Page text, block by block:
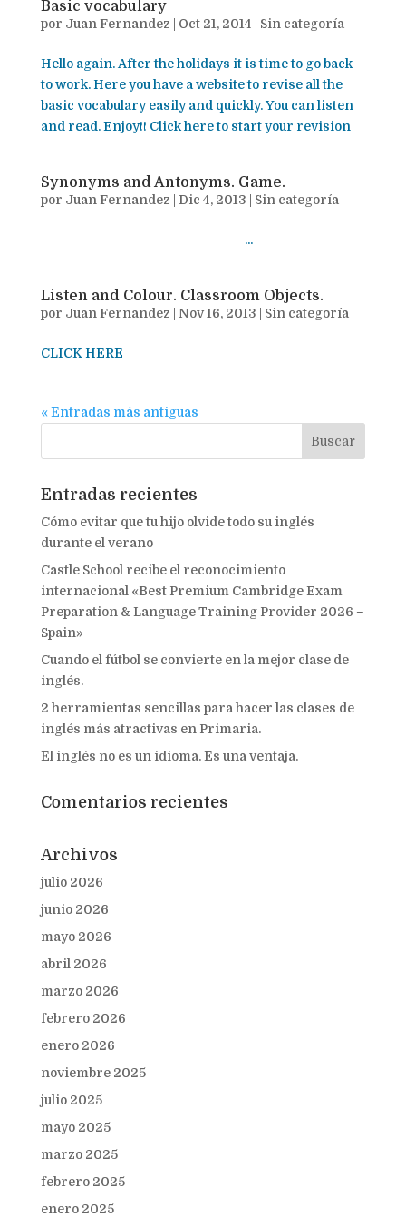
Basic vocabulary
por Juan Fernandez Oct 21, 2014| Sin categoría
Hello again. After the holidays it is time to go back
to work. Here you have a website to revise all the
basic vocabulary easily and quickly. You can listen
and read. Enjoy!! Click here to start your revision
Synonyms and Antonyms. Game.
por Juan Fernandez Dic 4, 2013 Sin categoría
...
Listen and Colour. Classroom Objects.
por Juan Fernandez Nov 16, 2013 Sin categoría
CLICK HERE
« Entradas más antiguas
Entradas recientes
Cómo evitar que tu hijo olvide todo su inglés
durante el verano
Castle School recibe el reconocimiento
internacional «Best Premium Cambridge Exam
Preparation & Language Training Provider 2026 –
Spain»
Cuando el fútbol se convierte en la mejor clase de
inglés.
2 herramientas sencillas para hacer las clases de
inglés más atractivas en Primaria.
El inglés no es un idioma. Es una ventaja.
Comentarios recientes
Archivos
julio 2026
junio 2026
mayo 2026
abril 2026
marzo 2026
febrero 2026
enero 2026
noviembre 2025
julio 2025
mayo 2025
marzo 2025
febrero 2025
enero 2025